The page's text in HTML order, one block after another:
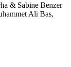
& Sabine Benzer
Ali Bas,